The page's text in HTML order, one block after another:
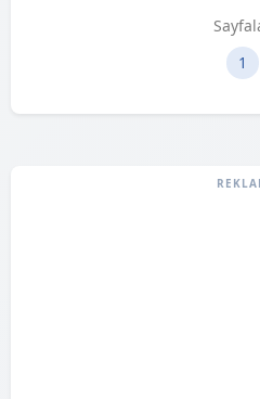
1